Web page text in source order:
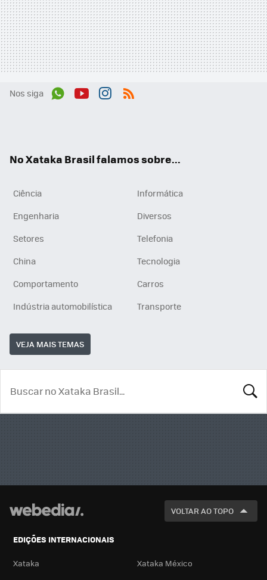
Nos siga
No Xataka Brasil falamos sobre...
Ciência
Informática
Engenharia
Diversos
Setores
Telefonia
China
Tecnologia
Comportamento
Carros
Indústria automobilística
Transporte
VEJA MAIS TEMAS
VOLTAR AO TOPO
EDIÇÕES INTERNACIONAIS
Xataka Xataka México